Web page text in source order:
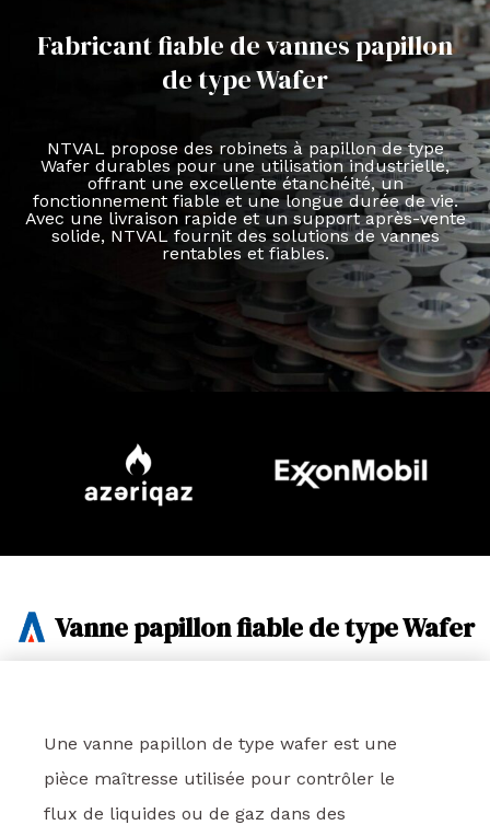
Fabricant fiable de vannes papillon
de type Wafer
NTVAL propose des robinets à papillon de type
Wafer durables pour une utilisation industrielle,
offrant une excellente étanchéité, un
fonctionnement fiable et une longue durée de vie.
Avec une livraison rapide et un support après-vente
solide, NTVAL fournit des solutions de vannes
rentables et fiables.
Vanne papillon fiable de type Wafer
Une vanne papillon de type wafer est une
pièce maîtresse utilisée pour contrôler le
flux de liquides ou de gaz dans des